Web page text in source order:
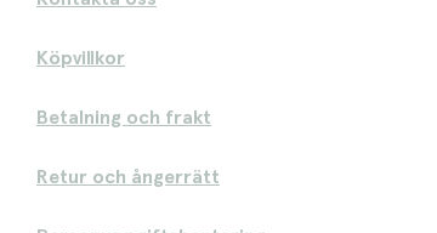
Köpvillkor
Betalning och frakt
Retur och ångerrätt